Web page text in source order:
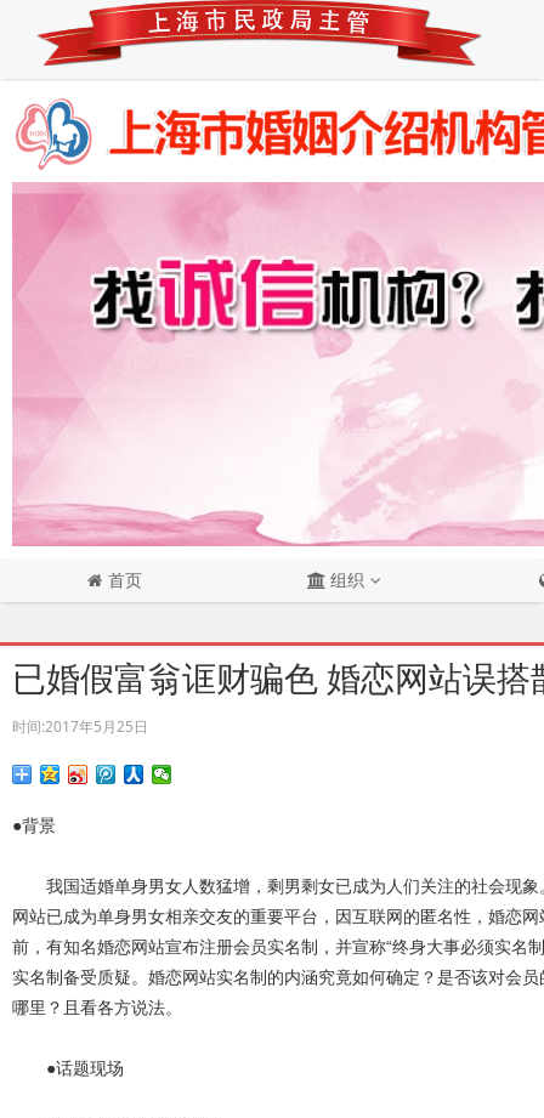
首页 组织
已婚假富翁诓财骗色 婚恋网站误
时间:2017年5月25日
●背景
我国适婚单身男女人数猛增，剩男剩女已成为人们关注的社会现象
网站已成为单身男女相亲交友的重要平台，因互联网的匿名性，婚恋
前，有知名婚恋网站宣布注册会员实名制，并宣称“终身大事必须实名
实名制备受质疑。婚恋网站实名制的内涵究竟如何确定？是否该对会
哪里？且看各方说法。
●话题现场